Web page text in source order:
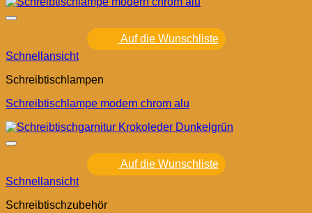
Auf die Wunschliste
Schnellansicht
Schreibtischlampen
Schreibtischlampe modern chrom alu
Auf die Wunschliste
Schnellansicht
Schreibtischzubehör